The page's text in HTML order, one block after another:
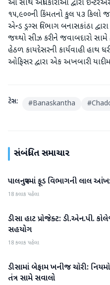
આ સાથે અધિકારીઓ દ્વારા
૧૫,૯૦૦ની કિંમતનો કુલ ૫૩
એન્ડ ડ્રગ્સ વિભાગ બનાસકાંઠા
જથ્થો સીઝ કરીને જવાબદારો સામે
હેઠળ કાયદેસરની કાર્યવાહી હાથ
ઓફિસર દ્વારા એક અખબારી
ટેગ્સ: #Banaskantha #
સંબંધિત સમાચાર
બનાસકાંઠા
પાલનપુરમાં ફૂડ વિભાગની લાલ
18 કલાક પહેલા
બનાસકાંઠા
ડીસા હાટ પ્રોજેક્ટ: ડી.એન.પી.
સહયોગ
18 કલાક પહેલા
બનાસકાંઠા
ડીસામાં બેફામ ખનીજ ચોરી:
તંત્ર સામે સવાલો